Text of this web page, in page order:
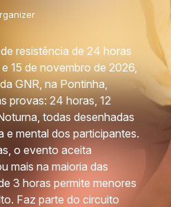
resistência de 24 horas
15 de novembro de 2026,
GNR, na Pontinha,
provas: 24 horas, 12
todas desenhadas
e mental dos participantes.
o evento aceita
mais na maioria das
3 horas permite menores
Faz parte do circuito